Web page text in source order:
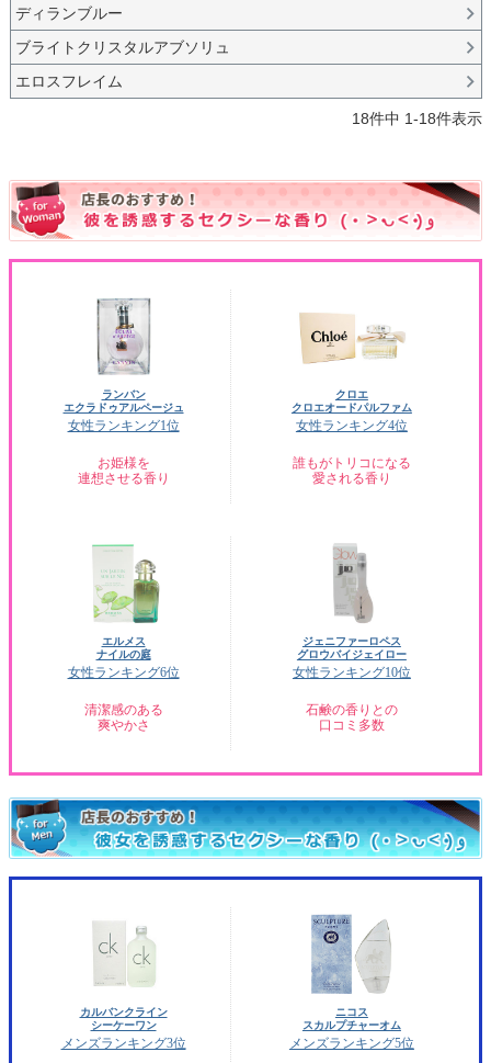
ディランブルー
ブライトクリスタルアブソリュ
エロスフレイム
18件中 1-18件表示
ランバン
エクラドゥアルページュ
女性ランキング1位
お姫様を
連想させる香り
クロエ
クロエオードパルファム
女性ランキング4位
誰もがトリコになる
愛される香り
エルメス
ナイルの庭
女性ランキング6位
清潔感のある
爽やかさ
ジェニファーロペス
グロウバイジェイロー
女性ランキング10位
石鹸の香りとの
口コミ多数
カルバンクライン
シーケーワン
メンズランキング3位
ニコス
スカルプチャーオム
メンズランキング5位